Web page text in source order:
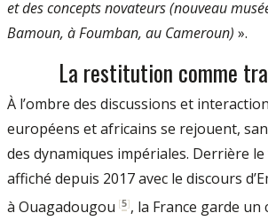
et des concepts novateurs (nouveau
Bamoun, à Foumban, au Cameroun) ».
La restitution comme
À l’ombre des discussions et
européens et africains se rejouent,
des dynamiques impériales. Derrière
affiché depuis 2017 avec le discours
à Ouagadougou [5], la France garde